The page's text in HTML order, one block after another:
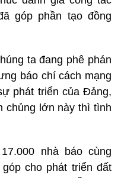
góp phần tạo đồng
ta đang phê phán
báo chí cách mạng
phát triển của Đảng,
chủng lớn này thì tình
nhà báo cùng
cho phát triển đất